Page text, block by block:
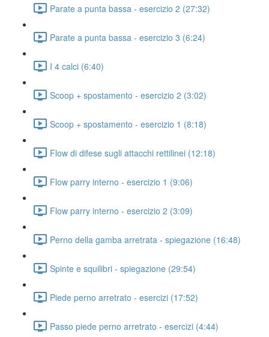
Parate a punta bassa - esercizio 2 (27:32)
Parate a punta bassa - esercizio 3 (6:24)
I 4 calci (6:40)
Scoop + spostamento - esercizio 2 (3:02)
Scoop + spostamento - esercizio 1 (8:18)
Flow di difese sugli attacchi rettilinei (12:18)
Flow parry interno - esercizio 1 (9:06)
Flow parry interno - esercizio 2 (3:09)
Perno della gamba arretrata - spiegazione (16:48)
Spinte e squilibri - spiegazione (29:54)
Piede perno arretrato - esercizi (17:52)
Passo piede perno arretrato - esercizi (4:44)